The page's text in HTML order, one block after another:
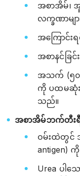
အစာအိမ်၊
လက္ခဏာမျာ
အကြောင်း
အစာနင်ခြင်း
အသက် (၅၀)
ကို ပထမဆုံး
သည်။
အစာအိမ်ဘက်တီးရီး
ဝမ်းထဲတွင်
antigen)
Urea ပါ